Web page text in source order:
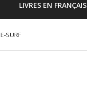
LIVRES EN FRANÇAIS
E-SURF